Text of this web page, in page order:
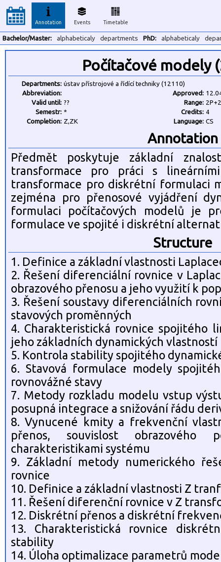
Annotation Events Timetable
Bachelor/Master: alphabeticaly departments PhD: alphabeticaly
Počítačové modely
Departments: ústav přístrojové a řídící techniky (12110)
Abbreviation:
Approved:
Valid until: ?? Range:
Semestr: * Credits: 4
Completion: Z,ZK Language: CS
Annotation
Předmět poskytuje základní
transformace pro práci s
transformace pro diskrétní formulaci
zejména pro přenosové vyjádření
formulaci počítačových modelů je
formulace ve spojité i diskrétní
Structure
1. Definice a základní vlastnosti
2. Řešení diferenciální rovnice v
obrazového přenosu a jeho využití k
3. Řešení soustavy diferenciálních
stavových proměnných
4. Charakteristická rovnice spojitého
jeho základních dynamických vlastností
5. Kontrola stability spojitého
6. Stavová formulace modely
rovnovážné stavy
7. Metody rozkladu modelu vstup
posupná integrace a snižování řádu
8. Vynucené kmity a frekvenční
přenos, souvislost obrazového
charakteristikami systému
9. Základní metody numerického
rovnice
10. Definice a základní vlastnosti Z
11. Řešení diferenční rovnice v Z
12. Diskrétní přenos a diskrétní
13. Charakteristická rovnice
stability
14. Úloha optimalizace parametrů